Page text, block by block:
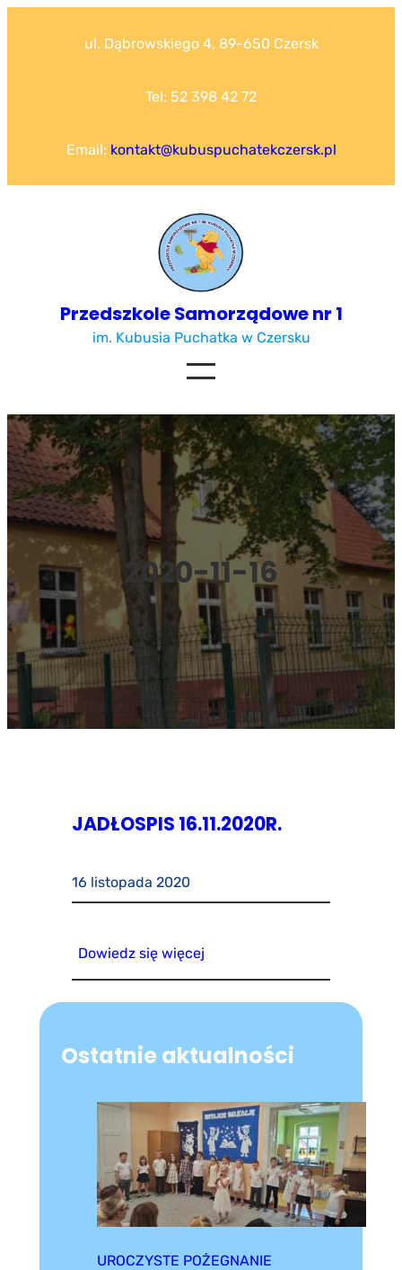
ul. Dąbrowskiego 4, 89-650 Czersk
Tel: 52 398 42 72
Email: kontakt@kubuspuchatekczersk.pl
Przedszkole Samorządowe nr 1
im. Kubusia Puchatka w Czersku
2020-11-16
JADŁOSPIS 16.11.2020R.
16 listopada 2020
Dowiedz się więcej
Ostatnie aktualności
UROCZYSTE POŻEGNANIE